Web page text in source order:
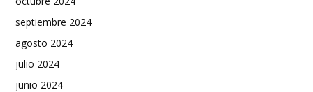
septiembre 2024
agosto 2024
julio 2024
junio 2024